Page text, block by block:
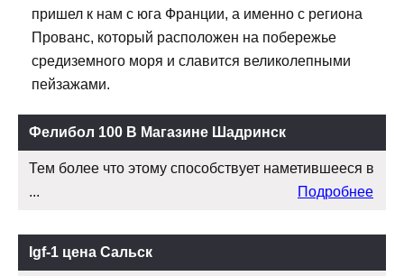
пришел к нам с юга Франции, а именно с региона
Прованс, который расположен на побережье
средиземного моря и славится великолепными
пейзажами.
Фелибол 100 В Магазине Шадринск
Тем более что этому способствует наметившееся в
...
Подробнее
Igf-1 цена Сальск